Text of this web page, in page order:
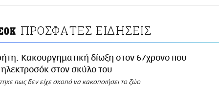
ΠΡΟΣΦΑΤΕΣ ΕΙΔΗΣΕΙΣ
Κακουργηματική δίωξη στον 67χρονο που
στον σκύλο του
πως δεν είχε σκοπό να κακοποιήσει το ζώο